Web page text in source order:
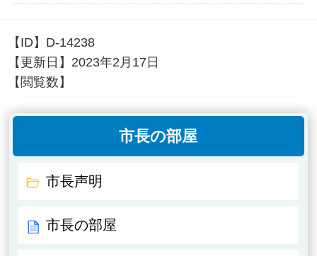
【ID】 D-14238
【更新日】 2023年2月17日
【閲覧数】
市長の部屋
市長声明
市長の部屋